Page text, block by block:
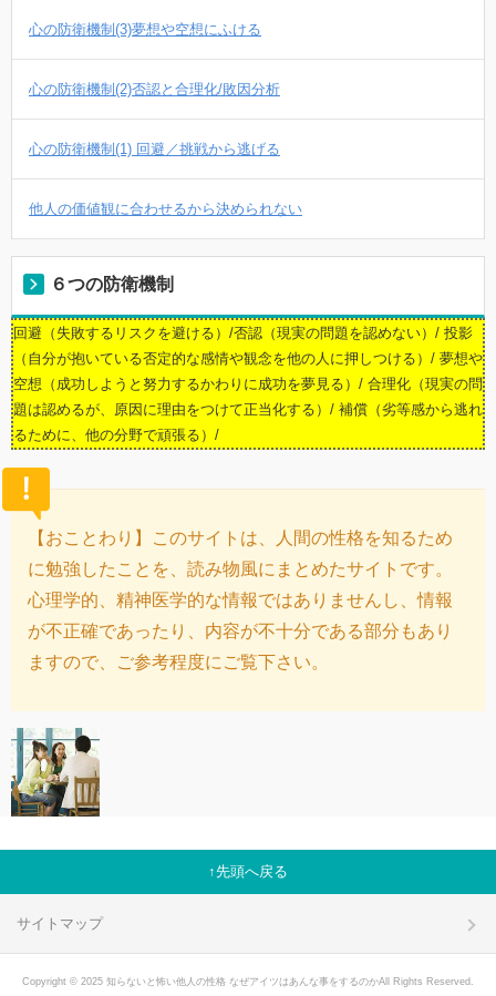
心の防衛機制(3)夢想や空想にふける
心の防衛機制(2)否認と合理化/敗因分析
心の防衛機制(1) 回避／挑戦から逃げる
他人の価値観に合わせるから決められない
６つの防衛機制
回避（失敗するリスクを避ける）/否認（現実の問題を認めない）/ 投影
（自分が抱いている否定的な感情や観念を他の人に押しつける）/ 夢想や
空想（成功しようと努力するかわりに成功を夢見る）/ 合理化（現実の問
題は認めるが、原因に理由をつけて正当化する）/ 補償（劣等感から逃れ
るために、他の分野で頑張る）/
【おことわり】このサイトは、人間の性格を知るため
に勉強したことを、読み物風にまとめたサイトです。
心理学的、精神医学的な情報ではありませんし、情報
が不正確であったり、内容が不十分である部分もあり
ますので、ご参考程度にご覧下さい。
先頭へ戻る
サイトマップ
Copyright © 2025 知らないと怖い他人の性格 なぜアイツはあんな事をするのかAll Rights Reserved.